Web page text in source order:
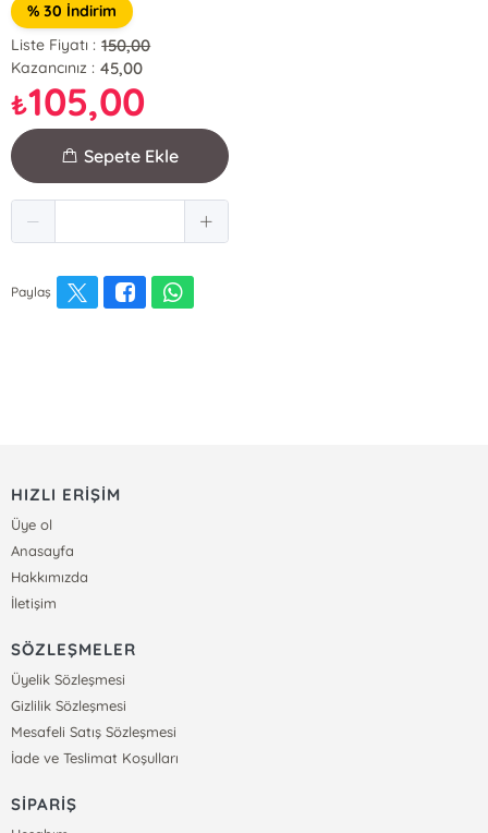
% 30 İndirim
Liste Fiyatı : 150,00
Kazancınız : 45,00
₺105,00
Sepete Ekle
Paylaş
HIZLI ERİŞİM
Üye ol
Anasayfa
Hakkımızda
İletişim
SÖZLEŞMELER
Üyelik Sözleşmesi
Gizlilik Sözleşmesi
Mesafeli Satış Sözleşmesi
İade ve Teslimat Koşulları
SİPARİŞ